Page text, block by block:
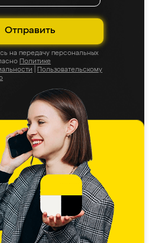
Отправить
на передачу персональных
Политике
Пользовательскому